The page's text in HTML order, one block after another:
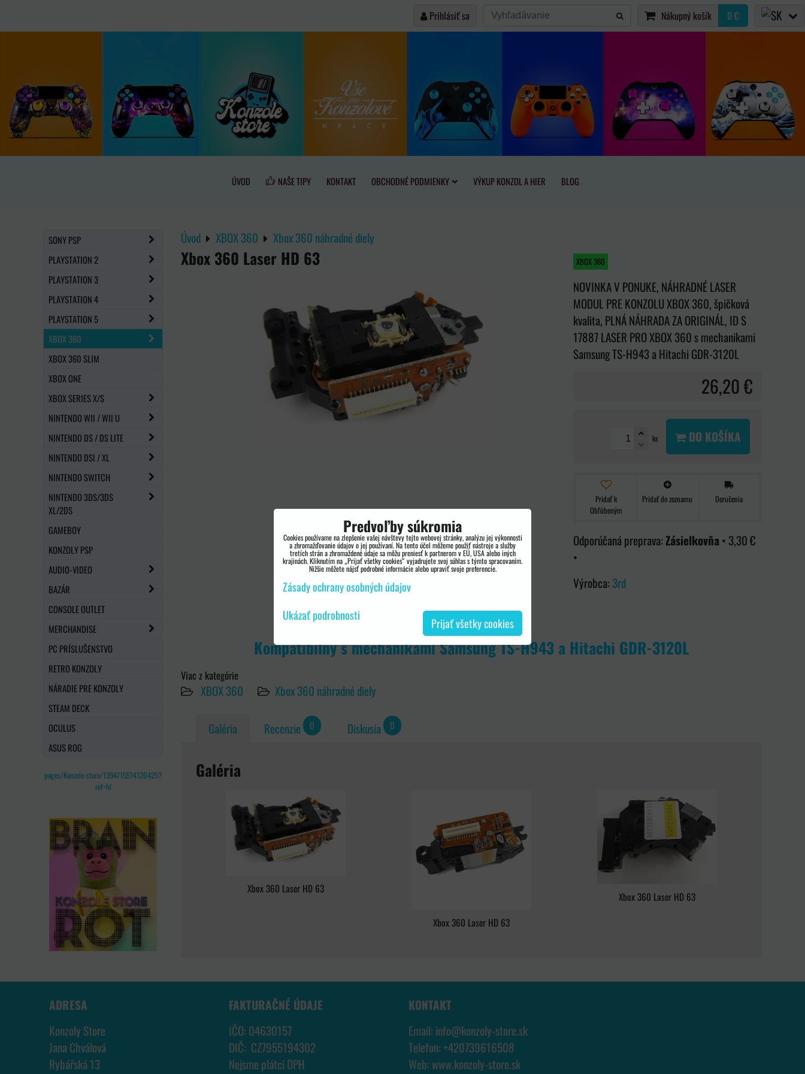
Prihlásiť sa Nákupný košík 0 €
ÚVOD NAŠE TIPY KONTAKT OBCHODNÉ PODMIENKY VÝKUP KONZOL A HIER BLOG
Úvod XBOX 360 Xbox 360 náhradné diely
Xbox 360 Laser HD 63 XBOX 360
NOVINKA V PONUKE, NÁHRADNÉ LASER
MODUL PRE KONZOLU XBOX 360, špičková
kvalita, PLNÁ NÁHRADA ZA ORIGINÁL, ID S
17887 LASER PRO XBOX 360 s mechanikami
Samsung TS-H943 a Hitachi GDR-3120L
26,20 €
ks DO KOŠÍKA
Pridať k
Obľúbeným
Pridať do zoznamu Doručenia
Zásielkovňa• 3,30 €
•
Výrobca: 3rd
Kompatibilný s mechanikami Samsung TS-H943 a Hitachi GDR-3120L
Viac z kategórie
XBOX 360 Xbox 360 náhradné diely
Galéria Recenzie 0 Diskusia 0
Galéria
Xbox 360 Laser HD 63
Xbox 360 Laser HD 63
Xbox 360 Laser HD 63
SONY PSP
PLAYSTATION 2
PLAYSTATION 3
PLAYSTATION 4
PLAYSTATION 5
XBOX 360
XBOX 360 SLIM
XBOX ONE
XBOX SERIES X/S
NINTENDO WII / WII U
NINTENDO DS / DS LITE
NINTENDO DSI / XL
NINTENDO SWITCH
NINTENDO 3DS/3DS
XL/2DS
GAMEBOY
KONZOLY PSP
AUDIO-VIDEO
BAZÁR
CONSOLE OUTLET
MERCHANDISE
PC PRÍSLUŠENSTVO
RETRO KONZOLY
NÁRADIE PRE KONZOLY
STEAM DECK
OCULUS
ASUS ROG
pages/Konzole-store/1394715514120425?
ref=hl
ADRESA
Konzoly Store
Jana Chválová
Rybářská 13
FAKTURAČNÉ ÚDAJE
IČO: 04630157
DIČ: CZ7955194302
Nejsme plátci DPH
KONTAKT
Email: info@konzoly-store.sk
Telefon:+420739616508
Web: www.konzoly-store.sk
Predvoľby súkromia
Cookies používame na zlepšenie vašej návštevy tejto webovej stránky, analýzu jej výkonnosti
a zhromažďovanie údajov o jej používaní. Na tento účel môžeme použiť nástroje a služby
tretích strán a zhromaždené údaje sa môžu preniesť k partnerom v EÚ, USA alebo iných
krajinách. Kliknutím na „Prijať všetky cookies“ vyjadrujete svoj súhlas s týmto spracovaním.
Nižšie môžete nájsť podrobné informácie alebo upraviť svoje preferencie.
Zásady ochrany osobných údajov
Ukázať podrobnosti
Prijať všetky cookies